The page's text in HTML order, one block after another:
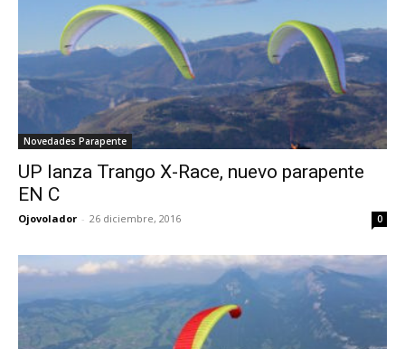
Novedades Parapente
UP lanza Trango X-Race, nuevo parapente
EN C
Ojovolador - 26 diciembre, 2016 0